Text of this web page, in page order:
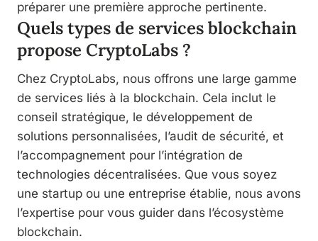
préparer une première approche pertinente.
Quels types de services blockchain
propose CryptoLabs ?
Chez CryptoLabs, nous offrons une large gamme
de services liés à la blockchain. Cela inclut le
conseil stratégique, le développement de
solutions personnalisées, l’audit de sécurité, et
l’accompagnement pour l’intégration de
technologies décentralisées. Que vous soyez
une startup ou une entreprise établie, nous avons
l’expertise pour vous guider dans l’écosystème
blockchain.